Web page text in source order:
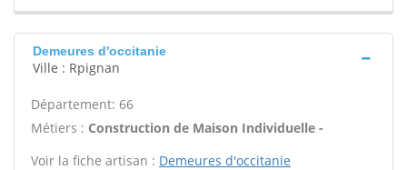
Demeures d'occitanie
Ville : Rpignan
Département: 66
Métiers : Construction de Maison Individuelle -
Voir la fiche artisan : Demeures d'occitanie